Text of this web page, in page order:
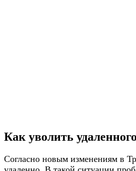
Как уволить
Согласно новым изменениям в